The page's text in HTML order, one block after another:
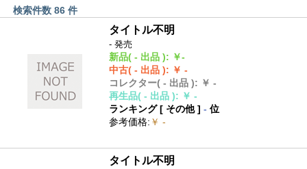
検索件数 86 件
タイトル不明
- 発売
新品( - 出品 ): ￥-
中古( - 出品 ): ￥ -
コレクター( - 出品 ): ￥ -
再生品( - 出品 ): ￥ -
ランキング [ その他]- 位
参考価格: ￥ -
タイトル不明